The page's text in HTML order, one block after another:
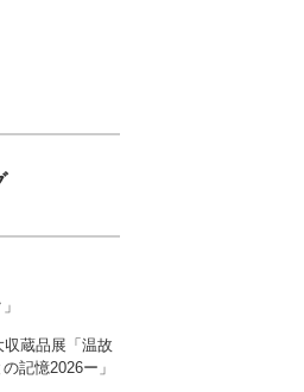
収蔵品展「温故
記憶2026ー」